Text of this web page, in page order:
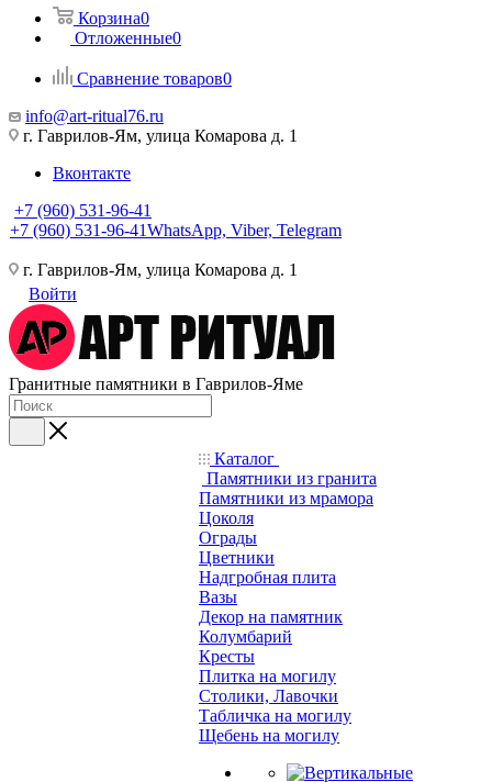
Корзина0
Отложенные0
Сравнение товаров0
info@art-ritual76.ru
г. Гаврилов-Ям, улица Комарова д. 1
Вконтакте
+7 (960) 531-96-41
+7 (960) 531-96-41WhatsApp, Viber, Telegram
г. Гаврилов-Ям, улица Комарова д. 1
Войти
Гранитные памятники в Гаврилов-Яме
Каталог
Памятники из гранита
Памятники из мрамора
Цоколя
Ограды
Цветники
Надгробная плита
Вазы
Декор на памятник
Колумбарий
Кресты
Плитка на могилу
Столики, Лавочки
Табличка на могилу
Щебень на могилу